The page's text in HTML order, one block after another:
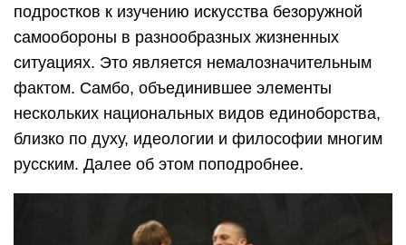
подростков к изучению искусства безоружной
самообороны в разнообразных жизненных
ситуациях. Это является немалозначительным
фактом. Самбо, объединившее элементы
нескольких национальных видов единоборства,
близко по духу, идеологии и философии многим
русским. Далее об этом поподробнее.